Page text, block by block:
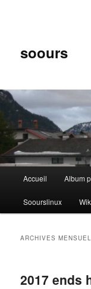
soours
Accueil Album
Soourslinux
ARCHIVES
2017 ends